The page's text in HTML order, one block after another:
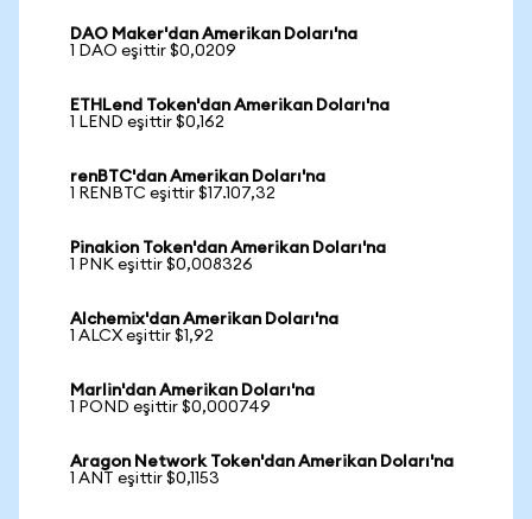
DAO Maker'dan Amerikan Doları'na
1 DAO eşittir $0,0209
ETHLend Token'dan Amerikan Doları'na
1 LEND eşittir $0,162
renBTC'dan Amerikan Doları'na
1 RENBTC eşittir $17.107,32
Pinakion Token'dan Amerikan Doları'na
1 PNK eşittir $0,008326
Alchemix'dan Amerikan Doları'na
1 ALCX eşittir $1,92
Marlin'dan Amerikan Doları'na
1 POND eşittir $0,000749
Aragon Network Token'dan Amerikan Doları'na
1 ANT eşittir $0,1153